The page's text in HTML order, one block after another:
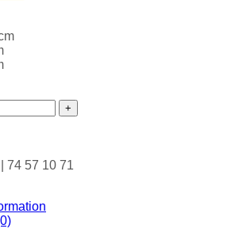
Lagoon antal
74 57 10 71